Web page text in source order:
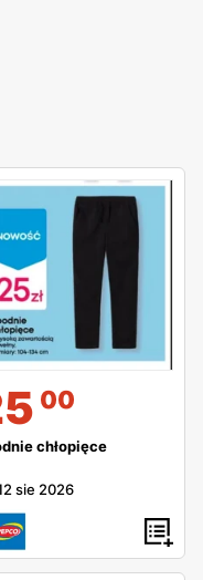
00
chłopięce
sie 2026